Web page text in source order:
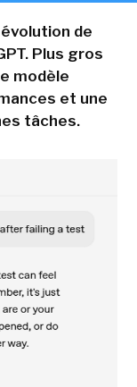
de
Plus gros
modèle
et une
tâches.